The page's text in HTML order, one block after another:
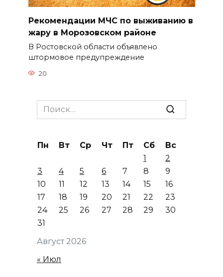
Рекомендации МЧС по выживанию в
жару в Морозовском районе
В Ростовской области объявлено
штормовое предупреждение
20
Search
for:
Август 2026
Пн Вт Ср Чт Пт Сб
Вс
1
2
3
4 5 6 7 8
9
10
11 12 13 14 15
16
17
18 19 20 21 22
23
24
25 26 27 28 29
30
31
« Июл